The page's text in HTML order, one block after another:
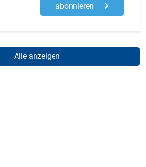
abonnieren
Alle anzeigen